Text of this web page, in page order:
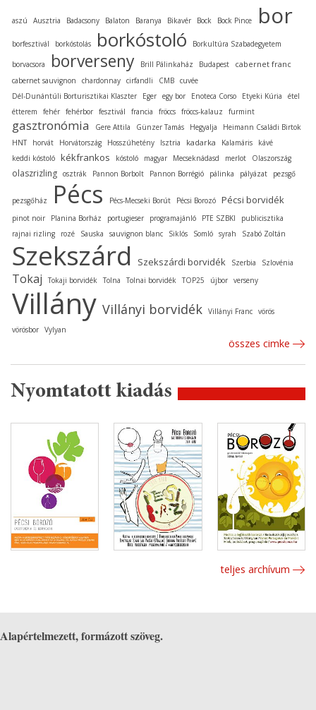
aszú Ausztria Badacsony Balaton Baranya Bikavér Bock Bock Pince bor
borfesztivál borkóstolás borkóstoló Borkultúra Szabadegyetem
borvacsora borverseny Brill Pálinkaház Budapest cabernet franc
cabernet sauvignon chardonnay cirfandli CMB cuvée
Dél-Dunántúli Borturisztikai Klaszter
Eger egy bor Enoteca Corso Etyeki Kúria
étel
étterem
fehér fehérbor fesztivál francia fröccs fröccs-kalauz furmint
gasztronómia Gere Attila Günzer Tamás Hegyalja
Heimann Családi Birtok
HNT
horvát Horvátország Hosszúhetény Isztria kadarka Kalamáris
kávé
keddi kóstoló kékfrankos kóstoló magyar Mecseknádasd merlot Olaszország
olaszrizling osztrák Pannon Borbolt Pannon Borrégió pálinka pályázat pezsgő
pezsgőház Pécs Pécs-Mecseki Borút Pécsi Borozó Pécsi borvidék
pinot noir Planina Borház portugieser programajánló PTE SZBKI
publicisztika
rajnai rizling
rozé Sauska sauvignon blanc Siklós Somló syrah Szabó Zoltán
Szekszárd Szekszárdi borvidék Szerbia Szlovénia
Tokaj Tokaji borvidék Tolna Tolnai borvidék TOP25 újbor verseny
Villány Villányi borvidék Villányi Franc vörös
vörösbor Vylyan
összes cimke
Nyomtatott kiadás
teljes archívum
Alapértelmezett, formázott szöveg.